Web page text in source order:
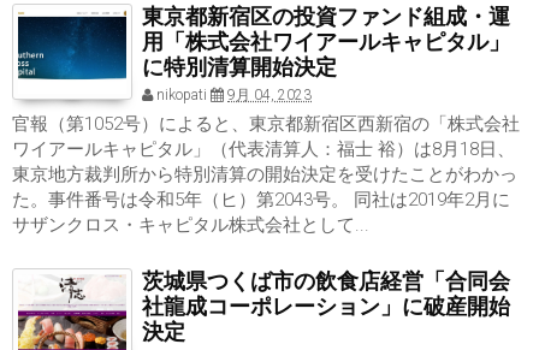
東京都新宿区の投資ファンド組成・運
用「株式会社ワイアールキャピタル」
に特別清算開始決定
nikopati 9月 04, 2023
官報（第1052号）によると、東京都新宿区西新宿の「株式会社
ワイアールキャピタル」（代表清算人：福士 裕）は8月18日、
東京地方裁判所から特別清算の開始決定を受けたことがわかっ
た。事件番号は令和5年（ヒ）第2043号。 同社は2019年2月に
サザンクロス・キャピタル株式会社として...
茨城県つくば市の飲食店経営「合同会
社龍成コーポレーション」に破産開始
決定